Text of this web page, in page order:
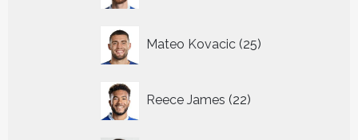
Mateo Kovacic 25
producten
Reece James 22
producten